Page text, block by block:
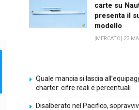
carte su
presenta il
modello
[MERCATO] 23
Quale mancia si lascia
charter: cifre reali e percentuali
Disalberato nel Pacifico,